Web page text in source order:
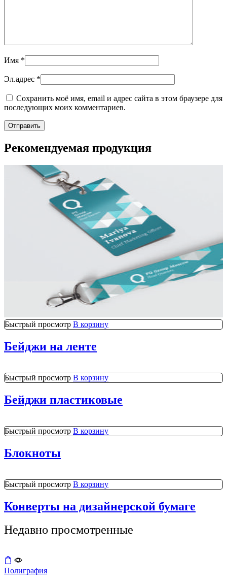
Имя *
Эл.адрес *
Сохранить моё имя, email и адрес сайта в этом браузере для
последующих моих комментариев.
Рекомендуемая продукция
Быстрый просмотр В корзину
Бейджи на ленте
Быстрый просмотр В корзину
Бейджи пластиковые
Быстрый просмотр В корзину
Блокноты
Быстрый просмотр В корзину
Конверты на дизайнерской бумаге
Недавно просмотренные
Полиграфия